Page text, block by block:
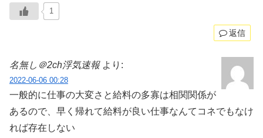
1
返信
名無し＠2ch浮気速報 より:
2022-06-06 00:28
一般的に仕事の大変さと給料の多寡は相関関係が
あるので、早く帰れて給料が良い仕事なんてコネでもなけ
れば存在しない